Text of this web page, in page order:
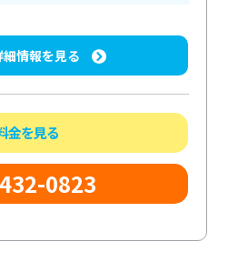
情報を見る
金を見る
0823